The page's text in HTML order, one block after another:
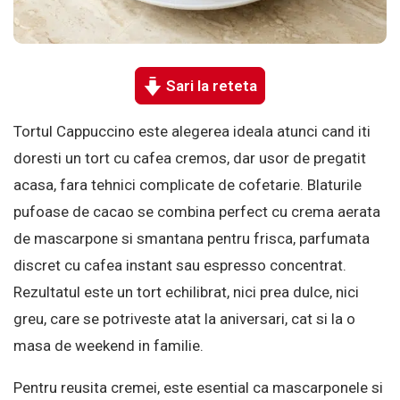
Sari la reteta
Tortul Cappuccino este alegerea ideala atunci cand iti
doresti un tort cu cafea cremos, dar usor de pregatit
acasa, fara tehnici complicate de cofetarie. Blaturile
pufoase de cacao se combina perfect cu crema aerata
de mascarpone si smantana pentru frisca, parfumata
discret cu cafea instant sau espresso concentrat.
Rezultatul este un tort echilibrat, nici prea dulce, nici
greu, care se potriveste atat la aniversari, cat si la o
masa de weekend in familie.
Pentru reusita cremei, este esential ca mascarponele si